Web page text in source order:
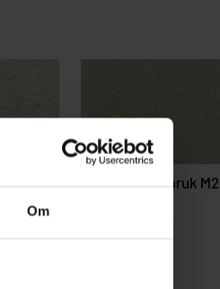
Om
Massivstensbruk